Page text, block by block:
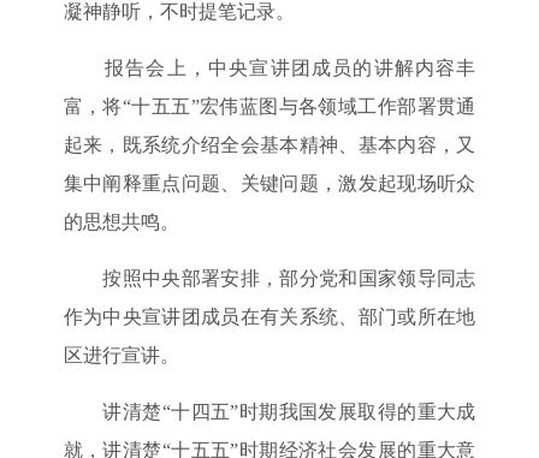
凝神静听，不时提笔记录。
报告会上，中央宣讲团成员的讲解内容丰
富，将“十五五”宏伟蓝图与各领域工作部署贯通
起来，既系统介绍全会基本精神、基本内容，又
集中阐释重点问题、关键问题，激发起现场听众
的思想共鸣。
按照中央部署安排，部分党和国家领导同志
作为中央宣讲团成员在有关系统、部门或所在地
区进行宣讲。
讲清楚“十四五”时期我国发展取得的重大成
就，讲清楚“十五五”时期经济社会发展的重大意